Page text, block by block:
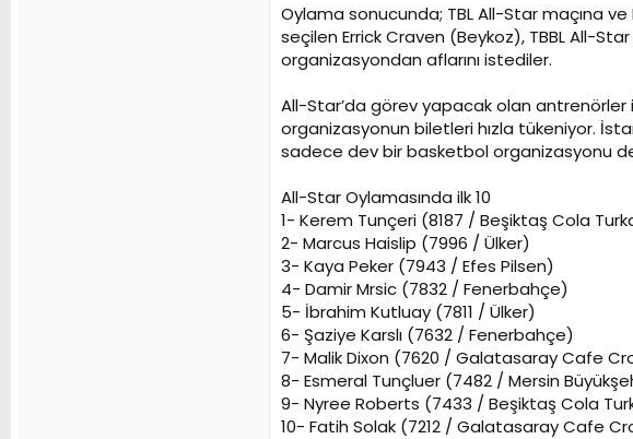
Oylama sonucunda; TBL All-Star maçına ve
seçilen Errick Craven (Beykoz), TBBL All-
organizasyondan aflarını istediler.
All-Star’da görev yapacak olan antrenörler
organizasyonun biletleri hızla tükeniyor.
sadece dev bir basketbol organizasyonu
All-Star Oylamasında ilk 10
1- Kerem Tunçeri (8187 / Beşiktaş Cola
2- Marcus Haislip (7996 / Ülker)
3- Kaya Peker (7943 / Efes Pilsen)
4- Damir Mrsic (7832 / Fenerbahçe)
5- İbrahim Kutluay (7811 / Ülker)
6- Şaziye Karslı (7632 / Fenerbahçe)
7- Malik Dixon (7620 / Galatasaray Cafe
8- Esmeral Tunçluer (7482 / Mersin
9- Nyree Roberts (7433 / Beşiktaş Cola
10- Fatih Solak (7212 / Galatasaray Cafe